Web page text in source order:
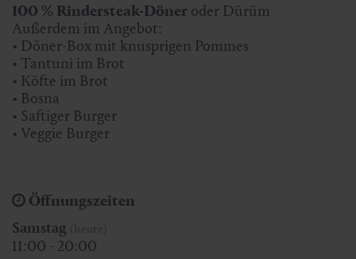
100 % Rindersteak-Döner oder Dürüm
Außerdem im Angebot:
• Döner-Box mit knusprigen Pommes
• Tantuni im Brot
• Köfte im Brot
• Bosna
• Saftiger Burger
• Veggie Burger
Öffnungszeiten
Samstag
11:00 - 20:00